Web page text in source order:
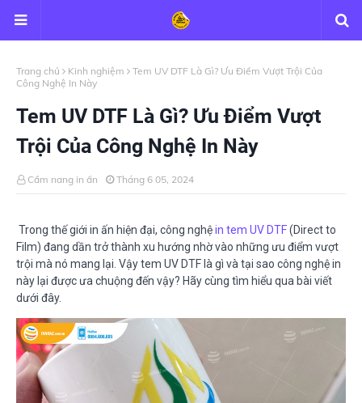
Trang chủ Kinh nghiệm
Tem UV DTF Là Gì? Ưu Điểm Vượt Trội Của
Công Nghệ In Này
Tem UV DTF Là Gì? Ưu Điểm Vượt
Trội Của Công Nghệ In Này
Cẩm nang in ấn Tháng 6 05, 2024
Trong thế giới in ấn hiện đại, công nghệin tem UV DTF(Direct to
Film) đang dần trở thành xu hướng nhờ vào những ưu điểm vượt
trội mà nó mang lại. Vậy tem UV DTF là gì và tại sao công nghệ in
này lại được ưa chuộng đến vậy? Hãy cùng tìm hiểu qua bài viết
dưới đây.